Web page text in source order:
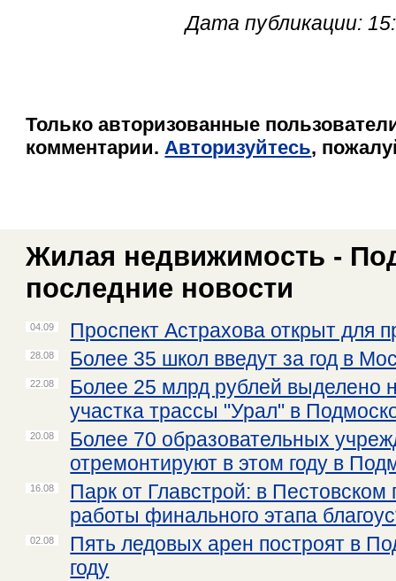
Дата публикации:
Только авторизованные
комментарии.Авторизуйтесь,
Жилая недвижимость -
последние новости
04.09 Проспект Астрахова открыт для
28.08 Более 35 школ введут за год в
22.08
Более 25 млрд рублей выделено
участка трассы "Урал" в
20.08
Более 70 образовательных
отремонтируют в этом году в
16.08
Парк от Главстрой: в Пестовском
работы финального этапа
02.08
Пять ледовых арен построят в
году